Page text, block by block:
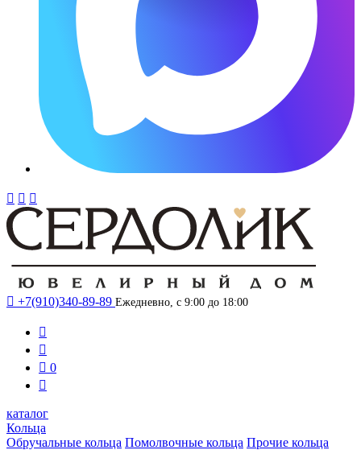
  
 +7(910)340-89-89 Ежедневно, с 9:00 до 18:00


 0

каталог
Кольца
Обручальные кольца Помолвочные кольца Прочие кольца